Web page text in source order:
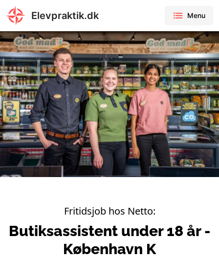
Elevpraktik.dk Menu
Fritidsjob hos Netto:
Butiksassistent under 18 år -
København K